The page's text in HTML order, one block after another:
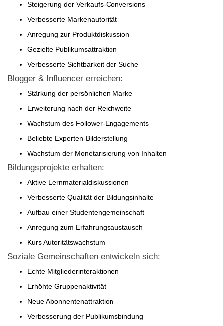
Steigerung der Verkaufs-Conversions
Verbesserte Markenautorität
Anregung zur Produktdiskussion
Gezielte Publikumsattraktion
Verbesserte Sichtbarkeit der Suche
Blogger & Influencer erreichen:
Stärkung der persönlichen Marke
Erweiterung nach der Reichweite
Wachstum des Follower-Engagements
Beliebte Experten-Bilderstellung
Wachstum der Monetarisierung von Inhalten
Bildungsprojekte erhalten:
Aktive Lernmaterialdiskussionen
Verbesserte Qualität der Bildungsinhalte
Aufbau einer Studentengemeinschaft
Anregung zum Erfahrungsaustausch
Kurs Autoritätswachstum
Soziale Gemeinschaften entwickeln sich:
Echte Mitgliederinteraktionen
Erhöhte Gruppenaktivität
Neue Abonnentenattraktion
Verbesserung der Publikumsbindung